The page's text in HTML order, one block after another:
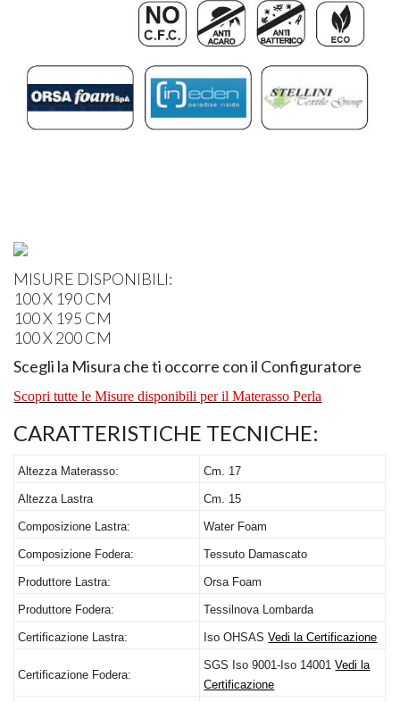
MISURE DISPONIBILI:
100 X 190 CM
100 X 195 CM
100 X 200 CM
Scegli la Misura che ti occorre con il Configuratore
Scopri tutte le Misure disponibili per il Materasso Perla
CARATTERISTICHE TECNICHE:
Altezza Materasso: Cm. 17
Altezza Lastra Cm. 15
Composizione Lastra: Water Foam
Composizione Fodera: Tessuto Damascato
Produttore Lastra: Orsa Foam
Produttore Fodera: Tessilnova Lombarda
Certificazione Lastra: IsoOHSAS Vedi la Certificazione
Certificazione Fodera:
SGS Iso 9001-Iso 14001Vedi la
Certificazione